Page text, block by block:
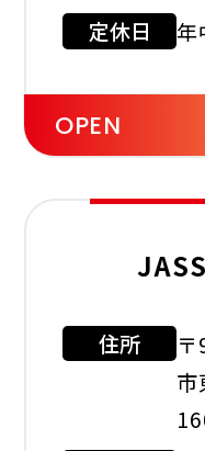
店舗サービ
交換
定休日
年
利用可能カ
OPEN
住所
市